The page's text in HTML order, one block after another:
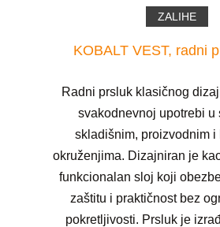
ZALIHE
KOBALT VEST, radni
Radni prsluk klasičnog
svakodnevnoj upotrebi u
skladišnim, proizvodnim i
okruženjima. Dizajniran je
funkcionalan sloj koji
zaštitu i praktičnost bez
pokretljivosti. Prsluk je